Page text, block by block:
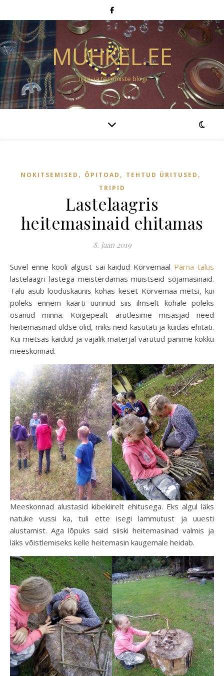
MUHKEL.EE
Tripi- ja tegemiste blogi
NOKITSEMISED , ÕPITOAD , TEHTUD ÜRITUSED ,
TRIPID
Lastelaagris
heitemasinaid ehitamas
8. jaan 2019
Suvel enne kooli algust sai käidud Kõrvemaal Pärna talus
lastelaagri lastega meisterdamas muistseid sõjamasinaid.
Talu asub looduskaunis kohas keset Kõrvemaa metsi, kui
poleks ennem kaarti uurinud siis ilmselt kohale poleks
osanud minna. Kõigepealt arutlesime misasjad need
heitemasinad üldse olid, miks neid kasutati ja kuidas ehitati.
Kui metsas käidud ja vajalik materjal varutud panime kokku
meeskonnad.
Meeskonnad alustasid kibekiirelt ehitusega. Eks algul läks
natuke vussi ka, tuli ette isegi lammutust ja uuesti
alustamist. Aga lõpuks said siiski heitemasinad valmis ja
läks võistlemiseks kelle heitemasin kaugemale heidab.